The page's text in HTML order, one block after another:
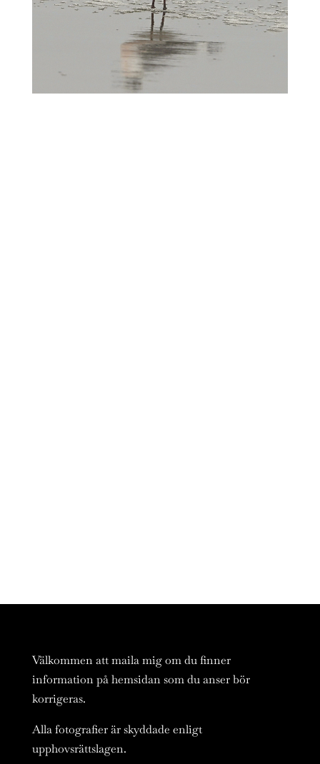
Välkommen att maila mig om du finner
information på hemsidan som du anser bör
korrigeras.
Alla fotografier är skyddade enligt
upphovsrättslagen.